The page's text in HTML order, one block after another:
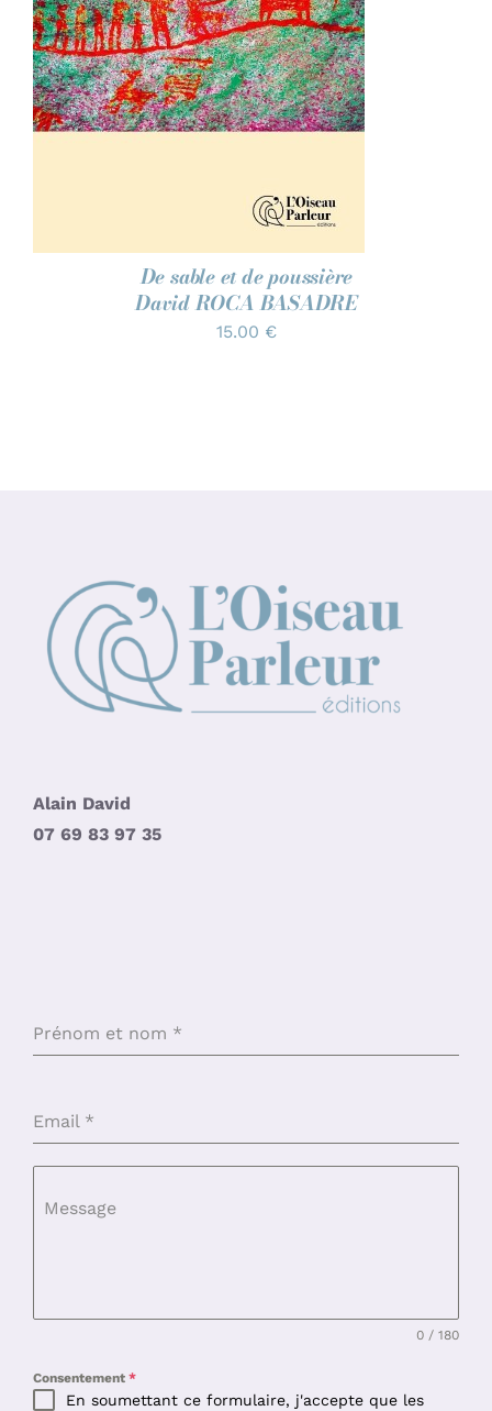
De sable et de poussière
David ROCA BASADRE
15.00 €
Alain David
07 69 83 97 35
Prénom et nom *
Email *
Message
0 / 180
Consentement *
En soumettant ce formulaire, j'accepte que les